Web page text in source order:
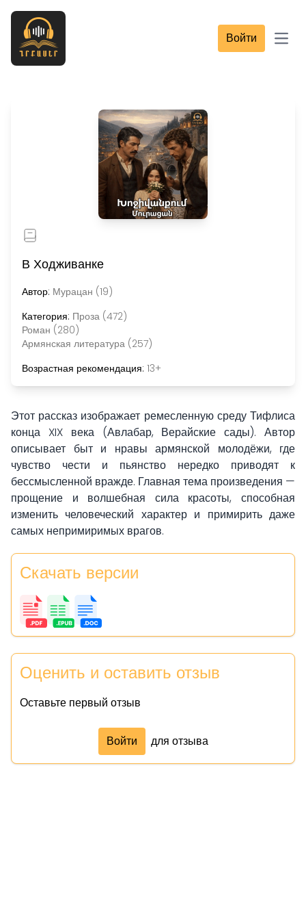
Войти
В Ходживанке
Автор: Мурацан (19)
Категория: Проза (472)
Роман (280)
Армянская литература (257)
Возрастная рекомендация: 13+
Этот рассказ изображает ремесленную среду Тифлиса
конца XIX века (Авлабар, Верайские сады). Автор
описывает быт и нравы армянской молодёжи, где
чувство чести и пьянство нередко приводят к
бессмысленной вражде. Главная тема произведения —
прощение и волшебная сила красоты, способная
изменить человеческий характер и примирить даже
самых непримиримых врагов.
Скачать версии
Оценить и оставить отзыв
Оставьте первый отзыв
Войти для отзыва